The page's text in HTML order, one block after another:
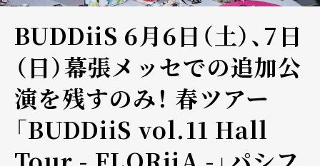
BUDDiiS 6月6日（土）、7日
（日）幕張メッセでの追加公
演を残すのみ！ 春ツアー
「BUDDiiS vol.11 Hall